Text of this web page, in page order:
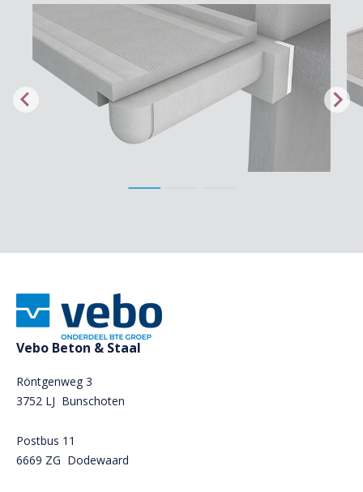
Vebo Beton & Staal
Röntgenweg 3
3752 LJ Bunschoten
Postbus 11
6669 ZG Dodewaard